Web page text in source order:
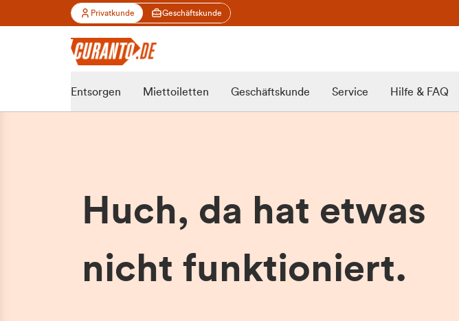
Privatkunde Geschäftskunde
Entsorgen Miettoiletten Geschäftskunde Service Hilfe & FAQ
Huch, da hat etwas
nicht funktioniert.